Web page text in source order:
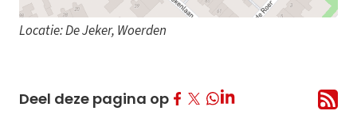
Locatie: De Jeker, Woerden
Deel deze pagina opDeel op Facebook
Deel op Twitter
Deel op Whatsapp
Deel op LinkedIn